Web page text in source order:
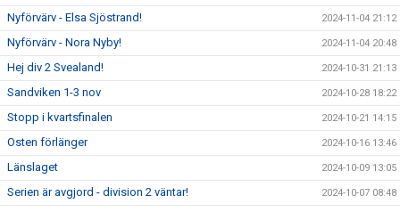
Nyförvärv - Elsa Sjöstrand! 2024-11-04 21:12
Nyförvärv - Nora Nyby! 2024-11-04 20:48
Hej div 2 Svealand! 2024-10-31 21:13
Sandviken 1-3 nov 2024-10-28 18:22
Stopp i kvartsfinalen 2024-10-21 14:15
Osten förlänger 2024-10-16 13:46
Länslaget 2024-10-09 13:05
Serien är avgjord - division 2 väntar! 2024-10-07 08:48